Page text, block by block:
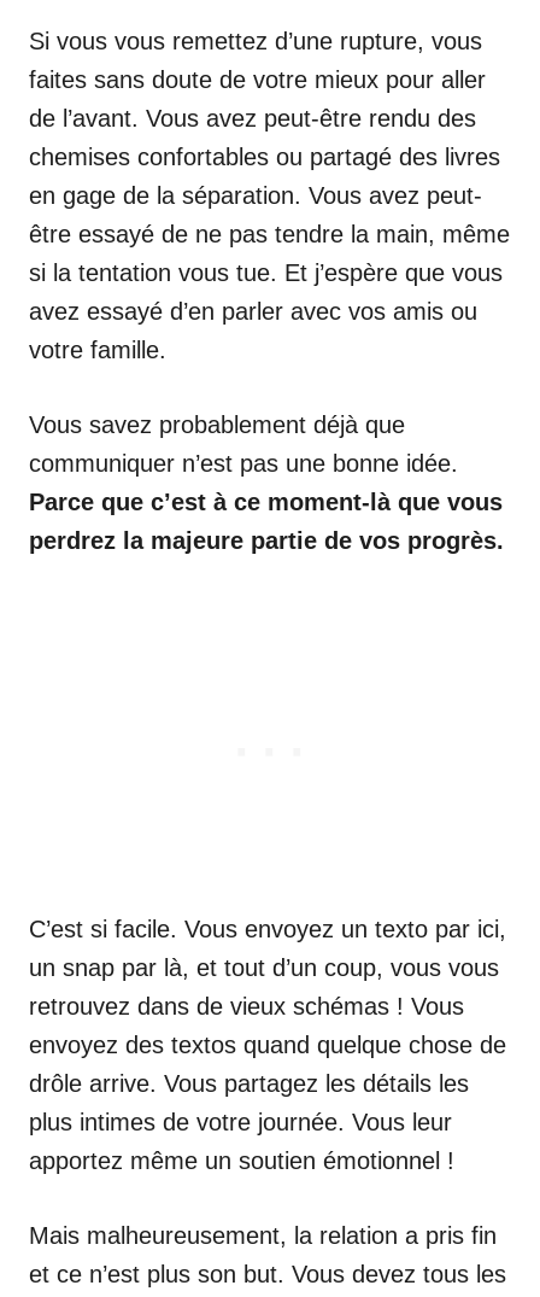
Si vous vous remettez d’une rupture, vous
faites sans doute de votre mieux pour aller
de l’avant. Vous avez peut-être rendu des
chemises confortables ou partagé des livres
en gage de la séparation. Vous avez peut-
être essayé de ne pas tendre la main, même
si la tentation vous tue. Et j’espère que vous
avez essayé d’en parler avec vos amis ou
votre famille.
Vous savez probablement déjà que
communiquer n’est pas une bonne idée.
Parce que c’est à ce moment-là que vous
perdrez la majeure partie de vos progrès.
C’est si facile. Vous envoyez un texto par ici,
un snap par là, et tout d’un coup, vous vous
retrouvez dans de vieux schémas ! Vous
envoyez des textos quand quelque chose de
drôle arrive. Vous partagez les détails les
plus intimes de votre journée. Vous leur
apportez même un soutien émotionnel !
Mais malheureusement, la relation a pris fin
et ce n’est plus son but. Vous devez tous les